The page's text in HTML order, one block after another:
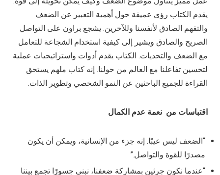
يقدم الكتاب رؤى عميقة حول أهمية التعبير عن الضعف
والتفهم الصادق لأنفسنا وللآخرين. يشجع براون على التواصل
الصريح والصادق ويشير إلى كيفية استخدام الشجاعة للتعامل
مع الضعف والتحديات. الكتاب يقدم أدوات واستراتيجيات عملية
لتحسين تفاعلنا مع العالم من حولنا. إنه كتاب ملهم يستحق
القراءة للجميع الباحثين عن النمو الشخصي وتطوير الذات.
اقتباسات من نعمة عدم الكمال
“الضعف ليس عيبًا. إنه جزء من الإنسانية، ويمكن أن يكون
مصدرًا للقوة والتواصل.”
“عندما نكون جرئين بمشاركة ضعفنا، نبني جسورًا تجمع بيننا